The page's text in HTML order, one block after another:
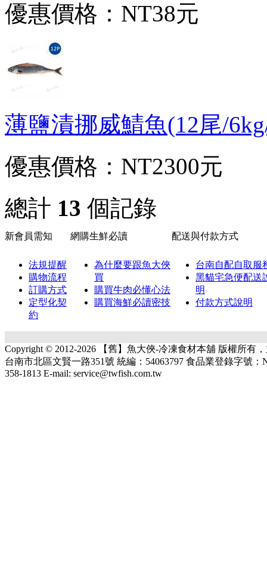
優惠價格： NT38元
薄鹽漬挪威鯖魚(12尾/
優惠價格： NT2300元
總計 13 個記錄
新會員需知 網購生鮮必讀 配送與付款方式
法規提醒
購物流程
訂購方式
定型化契
約
為什麼要跟魚大俠
買
購買牛肉必懂心法
購買海鮮必讀密技
台南自配自取服
黑貓宅急便配送
明
付款方式說明
Copyright © 2012-2026 【舊】魚大俠-冷凍食材本舖 版權所有
台南市北區文賢一路351號 統編：54063797 食品業登錄字號：
358-1813 E-mail: service@twfish.com.tw